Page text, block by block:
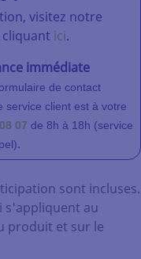
visitez notre
ici.
immédiate
de contact
service client est à votre
07 de 8h à 18h (service
.
sont incluses.
s'appliquent au
produit et sur le